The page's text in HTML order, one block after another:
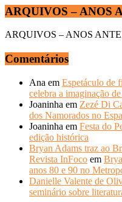
ARQUIVOS – ANOS
ARQUIVOS – ANOS
Comentários
Ana em Espetáculo de
celebra a imaginação
Joaninha em Zezé Di
dos Namorados no
Joaninha em Festa do
edição histórica
Bryan Adams traz ao
Revista InFoco em
anos 80 e 90 no
Danielle Valente de
seminário sobre